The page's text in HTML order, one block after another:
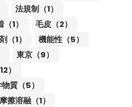
法規制（1）
1）
毛皮（2）
（1）
機能性（5）
東京（9）
）
質（5）
摩擦溶融（1）